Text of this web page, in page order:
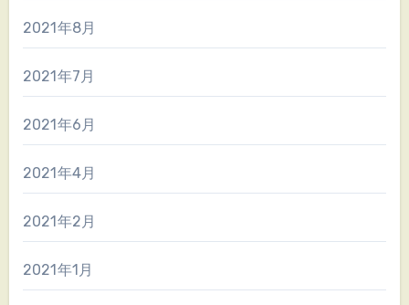
2021年8月
2021年7月
2021年6月
2021年4月
2021年2月
2021年1月